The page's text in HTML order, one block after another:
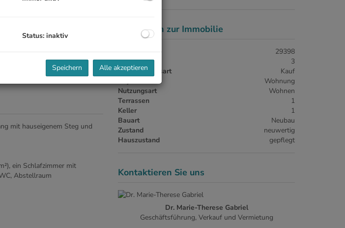
mit hauseigenem Steg und
ein Schlafzimmer mit
Abstellraum
Basisdaten zur Immobilie
Objektnr.
29398
Zimmer
3
Vermarktungsart
Kauf
Wohnung
Nutzungsart
Wohnen
Terrassen
1
Keller
1
Bauart
Neubau
Zustand
neuwertig
Hauszustand
gepflegt
Kontaktieren Sie uns
Dr. Marie-Therese Gabriel
Geschäftsführung, Verkauf und Vermietung
Status: inaktiv
Speichern Alle akzeptieren